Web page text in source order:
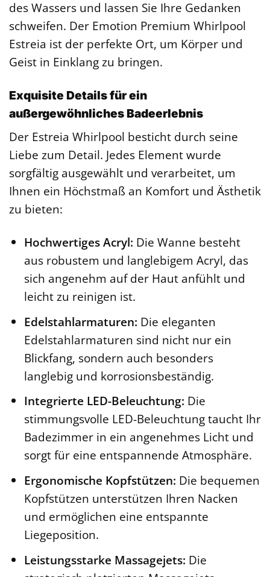
des Wassers und lassen Sie Ihre Gedanken
schweifen. Der Emotion Premium Whirlpool
Estreia ist der perfekte Ort, um Körper und
Geist in Einklang zu bringen.
Exquisite Details für ein
außergewöhnliches Badeerlebnis
Der Estreia Whirlpool besticht durch seine
Liebe zum Detail. Jedes Element wurde
sorgfältig ausgewählt und verarbeitet, um
Ihnen ein Höchstmaß an Komfort und Ästhetik
zu bieten:
Hochwertiges Acryl: Die Wanne besteht
aus robustem und langlebigem Acryl, das
sich angenehm auf der Haut anfühlt und
leicht zu reinigen ist.
Edelstahlarmaturen: Die eleganten
Edelstahlarmaturen sind nicht nur ein
Blickfang, sondern auch besonders
langlebig und korrosionsbeständig.
Integrierte LED-Beleuchtung: Die
stimmungsvolle LED-Beleuchtung taucht Ihr
Badezimmer in ein angenehmes Licht und
sorgt für eine entspannende Atmosphäre.
Ergonomische Kopfstützen: Die bequemen
Kopfstützen unterstützen Ihren Nacken
und ermöglichen eine entspannte
Liegeposition.
Leistungsstarke Massagejets: Die